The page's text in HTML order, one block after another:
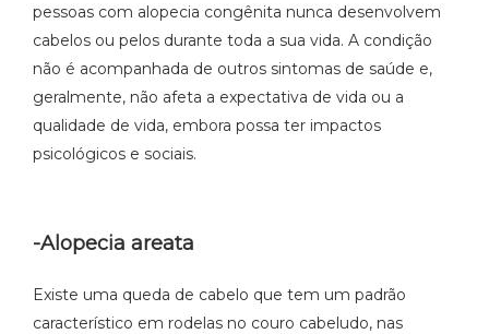
pessoas com alopecia congênita nunca desenvolvem
cabelos ou pelos durante toda a sua vida. A condição
não é acompanhada de outros sintomas de saúde e,
geralmente, não afeta a expectativa de vida ou a
qualidade de vida, embora possa ter impactos
psicológicos e sociais.
-Alopecia areata
Existe uma queda de cabelo que tem um padrão
característico em rodelas no couro cabeludo, nas